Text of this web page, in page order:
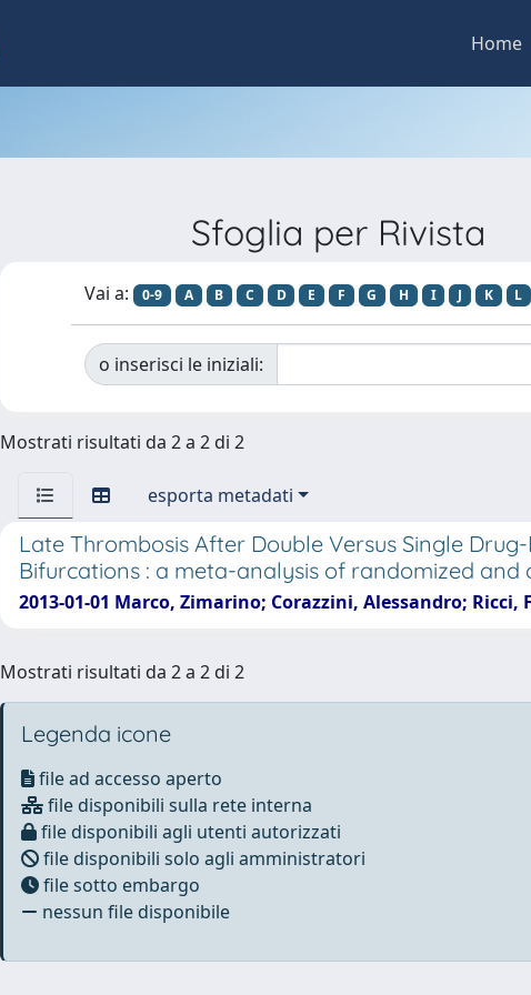
Home
Sfoglia per Rivista
Vai a: 0-9 A B C D E F G H I J K L
o inserisci le iniziali:
Mostrati risultati da 2 a 2 di 2
esporta metadati
Late Thrombosis After Double Versus Single
Bifurcations : a meta-analysis of randomized and
2013-01-01 Marco, Zimarino; Corazzini, Alessandro; Ricci,
Mostrati risultati da 2 a 2 di 2
Legenda icone
file ad accesso aperto
file disponibili sulla rete interna
file disponibili agli utenti autorizzati
file disponibili solo agli amministratori
file sotto embargo
nessun file disponibile